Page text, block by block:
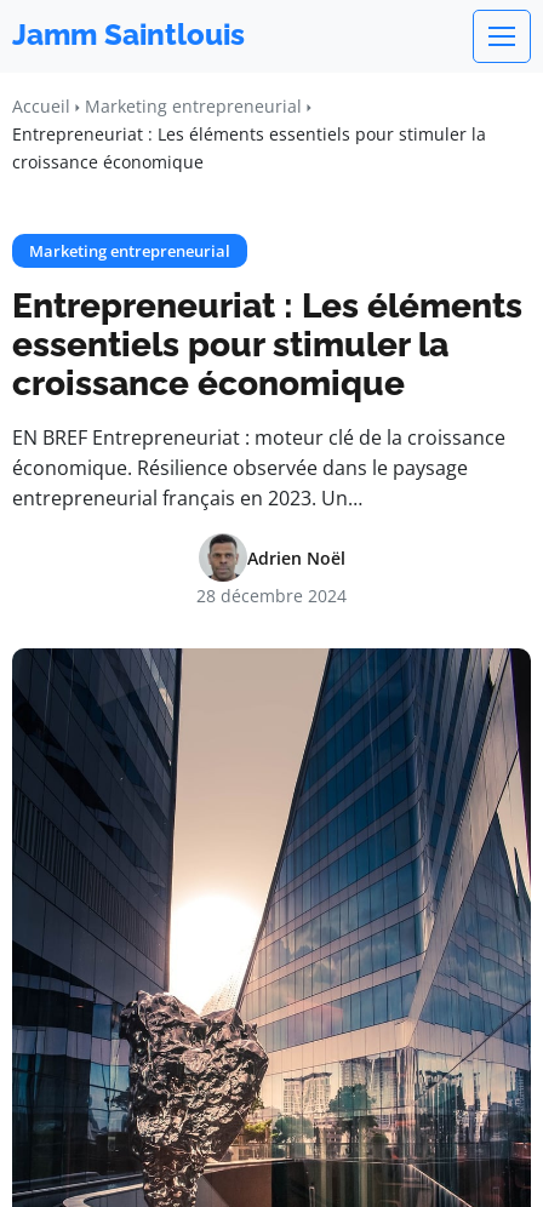
Jamm Saintlouis
Accueil
Marketing entrepreneurial
Entrepreneuriat : Les éléments essentiels pour stimuler la
croissance économique
Marketing entrepreneurial
Entrepreneuriat : Les éléments
essentiels pour stimuler la
croissance économique
EN BREF Entrepreneuriat : moteur clé de la croissance
économique. Résilience observée dans le paysage
entrepreneurial français en 2023. Un…
Adrien Noël
28 décembre 2024